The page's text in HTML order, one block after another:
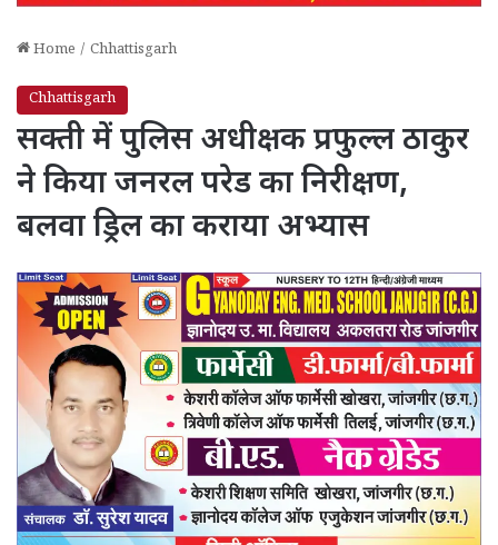
Home / Chhattisgarh
Chhattisgarh
सक्ती में पुलिस अधीक्षक प्रफुल्ल ठाकुर
ने किया जनरल परेड का निरीक्षण,
बलवा ड्रिल का कराया अभ्यास